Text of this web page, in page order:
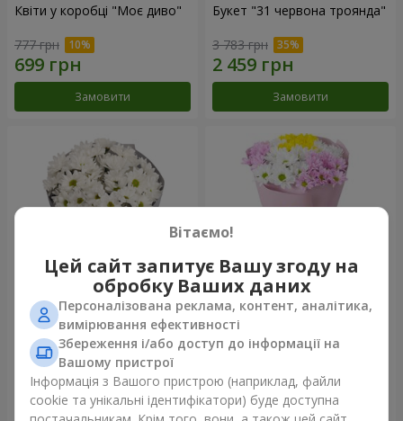
Квіти у коробці "Моє диво"
777 грн
Замовити
Букет "31 червона троянда"
3 783 грн
Замовити
Букет "Кіото" з 5 білих
хризантем
999 грн
Замовити
Букет "Пори року"
Замовити
Вітаємо!
Цей сайт запитує Вашу згоду на
обробку Ваших даних
Персоналізована реклама, контент, аналітика,
вимірювання ефективності
Збереження і/або доступ до інформації на
Вашому пристрої
Інформація з Вашого пристрою (наприклад, файли
cookie та унікальні ідентифікатори) буде доступна